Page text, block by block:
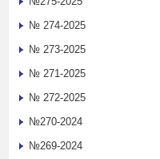
№ 274-2025
№ 273-2025
№ 271-2025
№ 272-2025
№270-2024
№269-2024